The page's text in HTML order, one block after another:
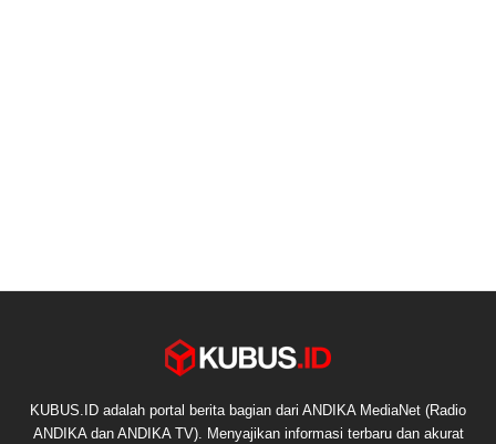
KUBUS.ID adalah portal berita bagian dari ANDIKA MediaNet (Radio
ANDIKA dan ANDIKA TV). Menyajikan informasi terbaru dan akurat